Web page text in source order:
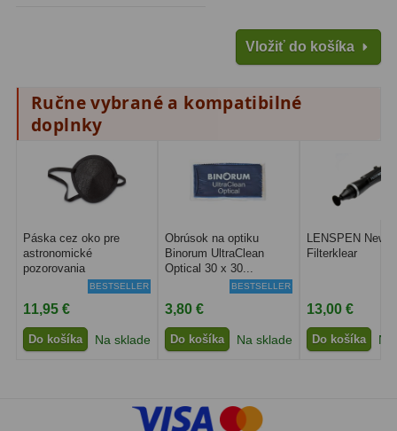
Rovnače a reduktory
Pointácia a zaostrenie
Kalibrace8
ADC, Tilting14
34
Komponenty
Vložiť do košíka
Ručne vybrané a kompatibilné
doplnky
Páska cez oko pre
astronomické
pozorovania
BESTSELLER
11,95 €
Do košíka Na sklade
Obrúsok na optiku
Binorum UltraClean
Optical 30 x 30...
BESTSELLER
3,80 €
Do košíka Na sklade
LENSPEN New
Filterklear
13,00 €
Do košíka